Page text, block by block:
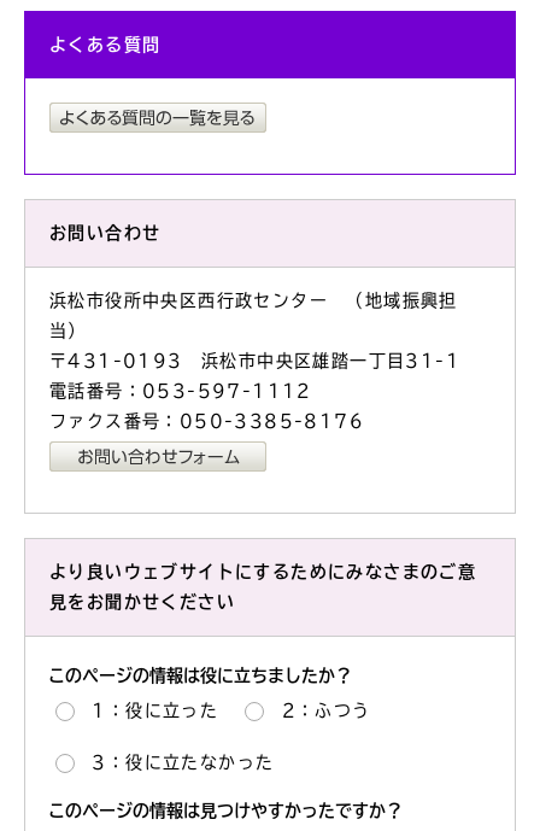
よくある質問
お問い合わせ
浜松市役所中央区西行政センター （地域振興担
当）
〒431-0193 浜松市中央区雄踏一丁目31-1
電話番号：053-597-1112
ファクス番号：050-3385-8176
より良いウェブサイトにするためにみなさまのご意
見をお聞かせください
このページの情報は役に立ちましたか？
1：役に立った 2：ふつう
3：役に立たなかった
このページの情報は見つけやすかったですか？